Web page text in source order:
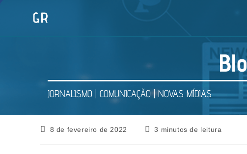
JORNALISMO | COMUNICAÇÃO | NOVAS MÍDIAS
Post8 de fevereiro de 2022
Tempo
3 minutos de leitura